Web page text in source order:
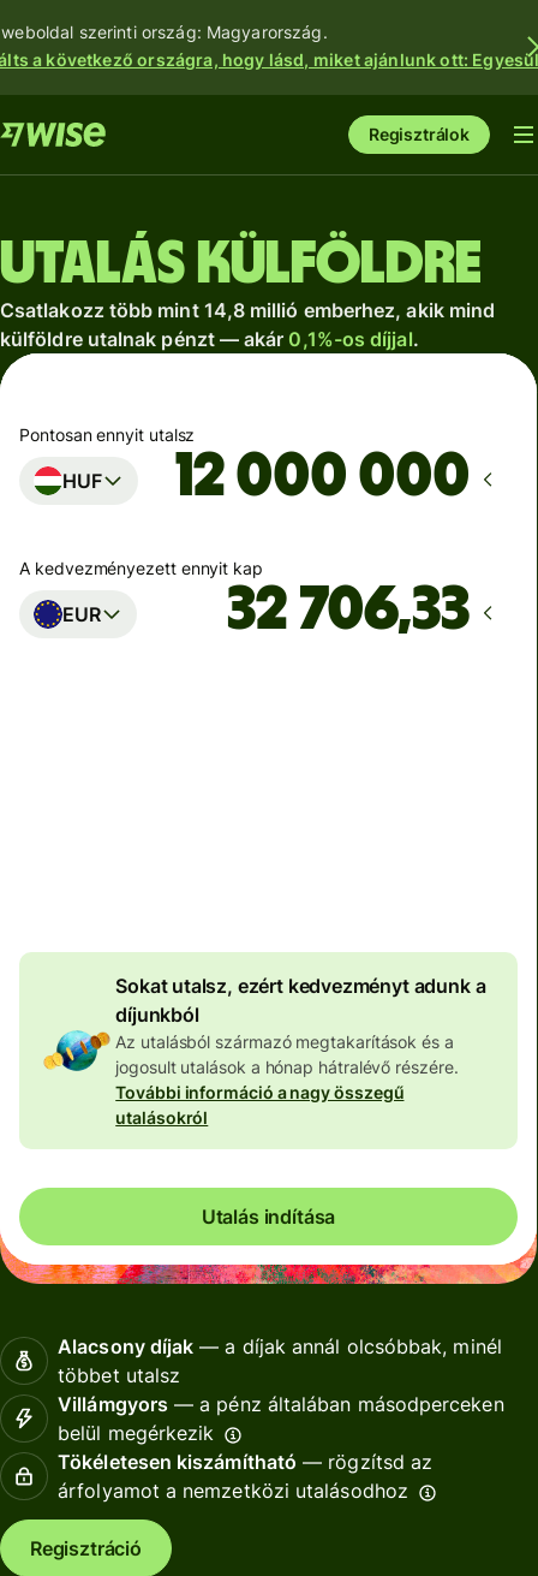
szerinti ország: Magyarország.
a következő országra, hogy lásd, miket ajánlunk ott:
Regisztrálok
Utalás külföldre
Csatlakozz több mint 14,8 millió emberhez, akik mind
külföldre utalnak pénzt — akár 0,1%-os díjjal.
Pontosan ennyit utalsz
HUF
A kedvezményezett ennyit kap
EUR
Sokat utalsz, ezért kedvezményt adunk a
díjunkból
Az utalásból származó megtakarítások és a
jogosult utalások a hónap hátralévő részére.
További információ a nagy összegű
utalásokról
Utalás indítása
Alacsony díjak — a díjak annál olcsóbbak, minél
többet utalsz
Villámgyors — a pénz általában másodperceken
belül megérkezik
Tökéletesen kiszámítható — rögzítsd az
árfolyamot a nemzetközi utalásodhoz
Regisztráció